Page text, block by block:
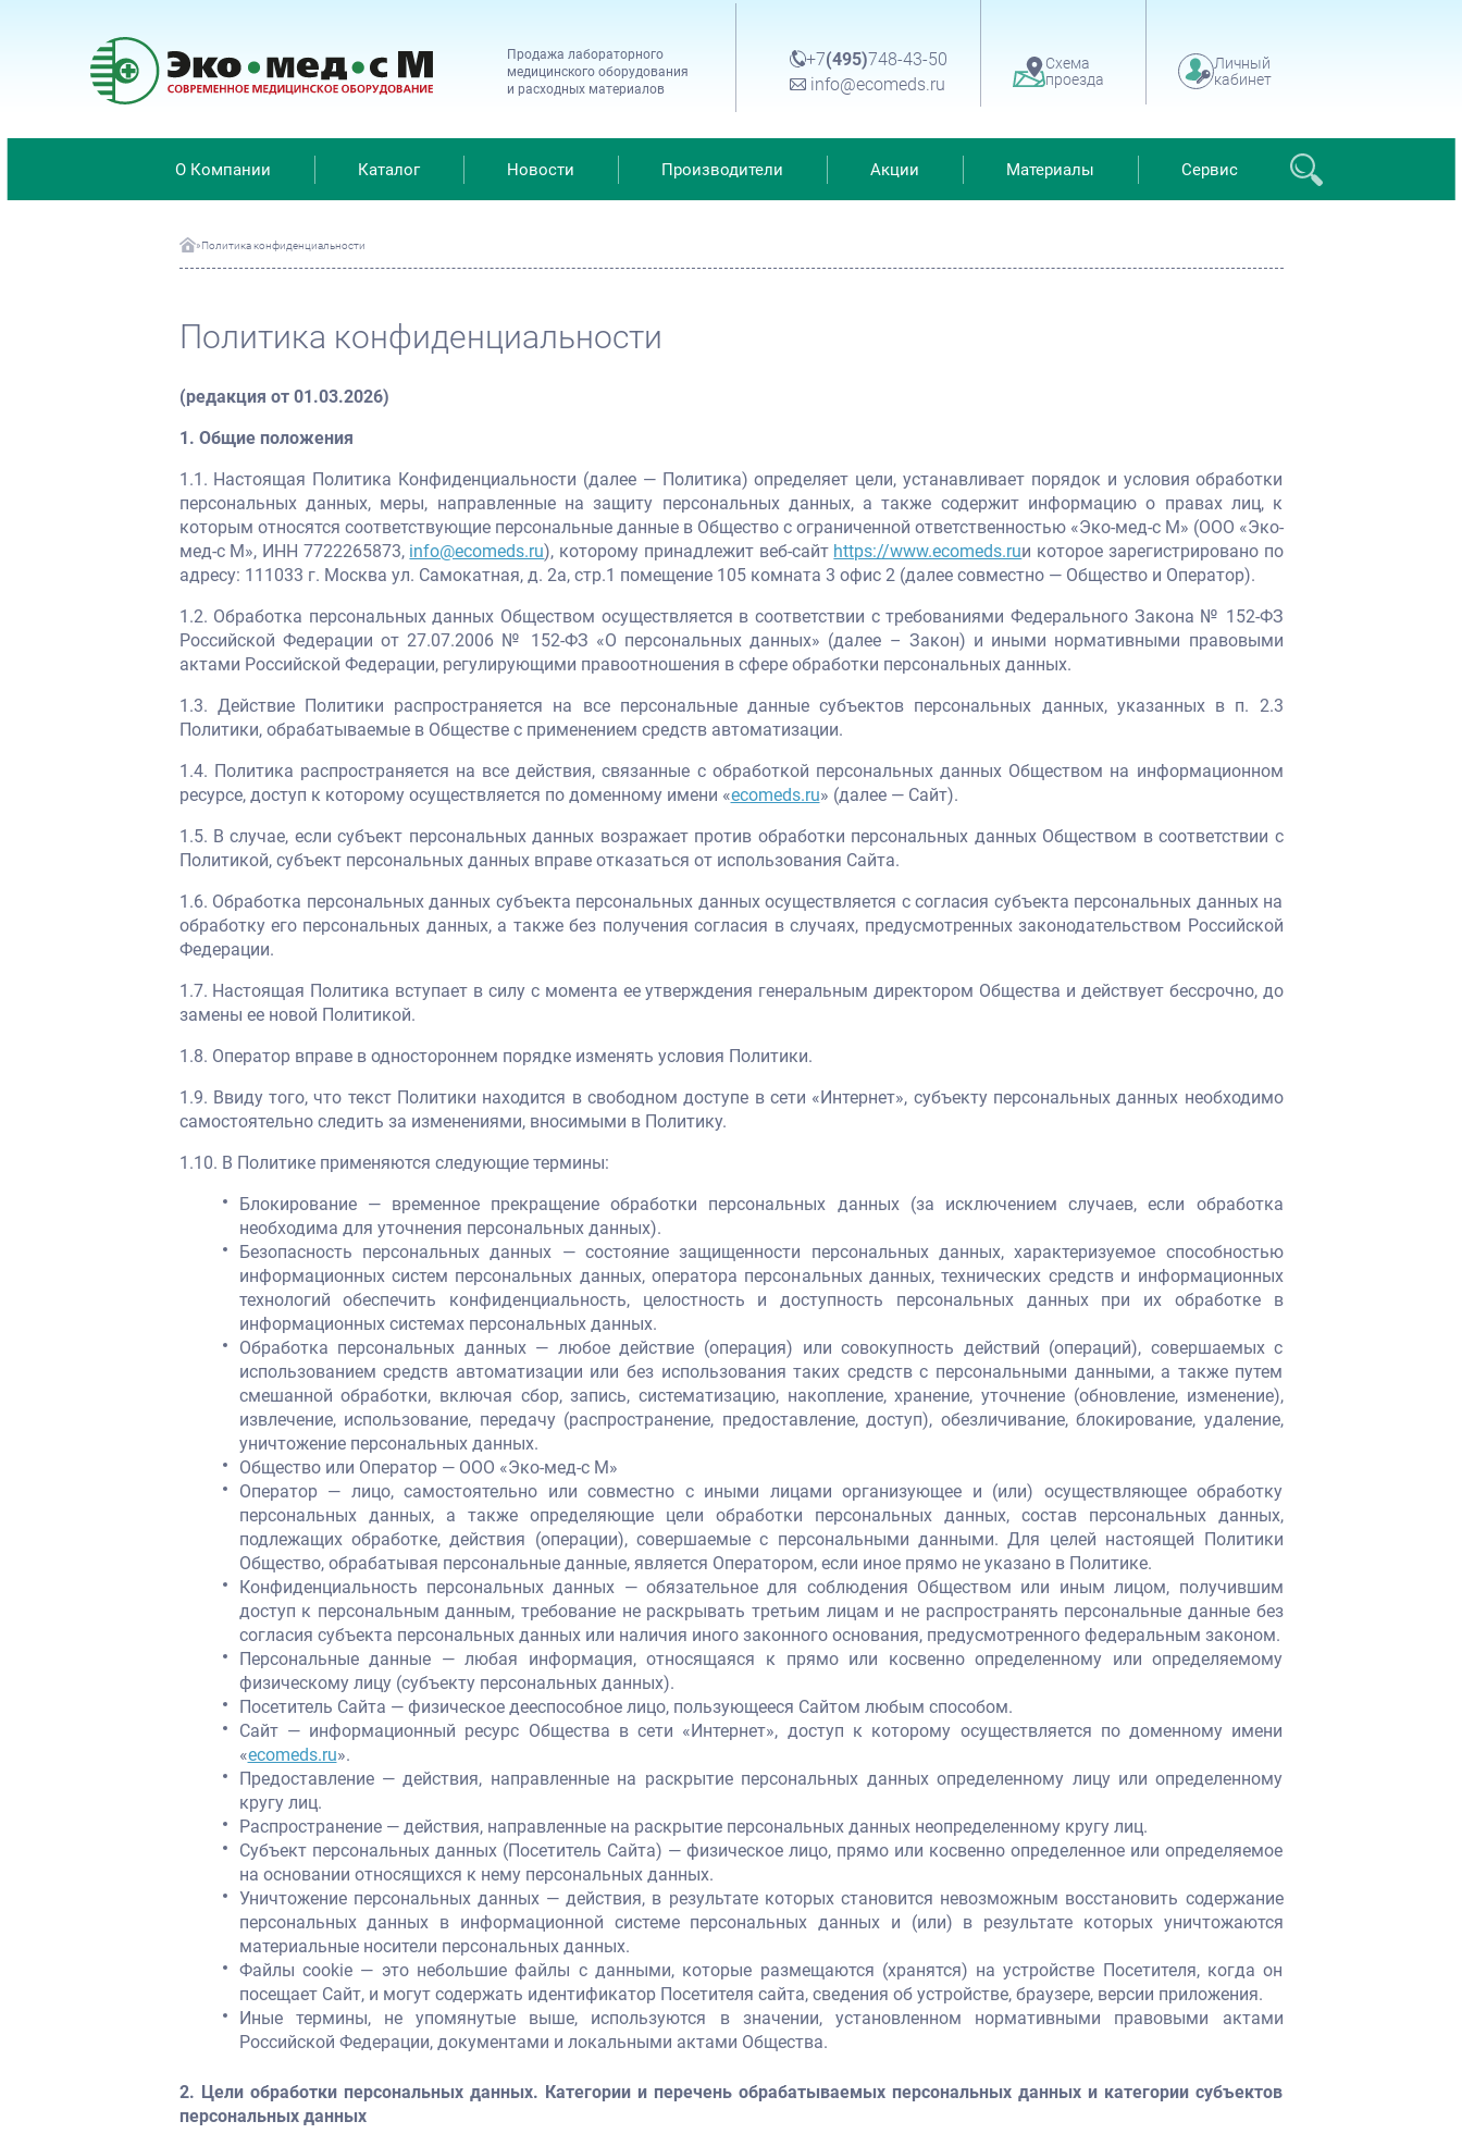
Продажа лабораторного
медицинского оборудования
и расходных материалов
+7(495)748-43-50
info@ecomeds.ru
Схема
проезда
Личный
кабинет
О Компании Каталог Новости Производители Акции Материалы Сервис
»Политика конфиденциальности
Политика конфиденциальности
(редакция от 01.03.2026)
1. Общие положения
1.1. Настоящая Политика Конфиденциальности (далее — Политика) определяет цели, устанавливает порядок и условия обработки
персональных данных, меры, направленные на защиту персональных данных, а также содержит информацию о правах лиц, к
которым относятся соответствующие персональные данные в Общество с ограниченной ответственностью «Эко-мед-с М» (ООО «Эко-
мед-с М», ИНН 7722265873, info@ecomeds.ru), которому принадлежит веб-сайт https://www.ecomeds.ruи которое зарегистрировано по
адресу: 111033 г. Москва ул. Самокатная, д. 2а, стр.1 помещение 105 комната 3 офис 2 (далее совместно — Общество и Оператор).
1.2. Обработка персональных данных Обществом осуществляется в соответствии с требованиями Федерального Закона № 152-ФЗ
Российской Федерации от 27.07.2006 № 152-ФЗ «О персональных данных» (далее – Закон) и иными нормативными правовыми
актами Российской Федерации, регулирующими правоотношения в сфере обработки персональных данных.
1.3. Действие Политики распространяется на все персональные данные субъектов персональных данных, указанных в п. 2.3
Политики, обрабатываемые в Обществе с применением средств автоматизации.
1.4. Политика распространяется на все действия, связанные с обработкой персональных данных Обществом на информационном
ресурсе, доступ к которому осуществляется по доменному имени «ecomeds.ru» (далее — Сайт).
1.5. В случае, если субъект персональных данных возражает против обработки персональных данных Обществом в соответствии с
Политикой, субъект персональных данных вправе отказаться от использования Сайта.
1.6. Обработка персональных данных субъекта персональных данных осуществляется с согласия субъекта персональных данных на
обработку его персональных данных, а также без получения согласия в случаях, предусмотренных законодательством Российской
Федерации.
1.7. Настоящая Политика вступает в силу с момента ее утверждения генеральным директором Общества и действует бессрочно, до
замены ее новой Политикой.
1.8. Оператор вправе в одностороннем порядке изменять условия Политики.
1.9. Ввиду того, что текст Политики находится в свободном доступе в сети «Интернет», субъекту персональных данных необходимо
самостоятельно следить за изменениями, вносимыми в Политику.
1.10. В Политике применяются следующие термины:
Блокирование — временное прекращение обработки персональных данных (за исключением случаев, если обработка
необходима для уточнения персональных данных).
Безопасность персональных данных — состояние защищенности персональных данных, характеризуемое способностью
информационных систем персональных данных, оператора персональных данных, технических средств и информационных
технологий обеспечить конфиденциальность, целостность и доступность персональных данных при их обработке в
информационных системах персональных данных.
Обработка персональных данных — любое действие (операция) или совокупность действий (операций), совершаемых с
использованием средств автоматизации или без использования таких средств с персональными данными, а также путем
смешанной обработки, включая сбор, запись, систематизацию, накопление, хранение, уточнение (обновление, изменение),
извлечение, использование, передачу (распространение, предоставление, доступ), обезличивание, блокирование, удаление,
уничтожение персональных данных.
Общество или Оператор — ООО «Эко-мед-с М»
Оператор — лицо, самостоятельно или совместно с иными лицами организующее и (или) осуществляющее обработку
персональных данных, а также определяющие цели обработки персональных данных, состав персональных данных,
подлежащих обработке, действия (операции), совершаемые с персональными данными. Для целей настоящей Политики
Общество, обрабатывая персональные данные, является Оператором, если иное прямо не указано в Политике.
Конфиденциальность персональных данных — обязательное для соблюдения Обществом или иным лицом, получившим
доступ к персональным данным, требование не раскрывать третьим лицам и не распространять персональные данные без
согласия субъекта персональных данных или наличия иного законного основания, предусмотренного федеральным законом.
Персональные данные — любая информация, относящаяся к прямо или косвенно определенному или определяемому
физическому лицу (субъекту персональных данных).
Посетитель Сайта — физическое дееспособное лицо, пользующееся Сайтом любым способом.
Сайт — информационный ресурс Общества в сети «Интернет», доступ к которому осуществляется по доменному имени
«ecomeds.ru».
Предоставление — действия, направленные на раскрытие персональных данных определенному лицу или определенному
кругу лиц.
Распространение — действия, направленные на раскрытие персональных данных неопределенному кругу лиц.
Субъект персональных данных (Посетитель Сайта) — физическое лицо, прямо или косвенно определенное или определяемое
на основании относящихся к нему персональных данных.
Уничтожение персональных данных — действия, в результате которых становится невозможным восстановить содержание
персональных данных в информационной системе персональных данных и (или) в результате которых уничтожаются
материальные носители персональных данных.
Файлы cookie — это небольшие файлы с данными, которые размещаются (хранятся) на устройстве Посетителя, когда он
посещает Сайт, и могут содержать идентификатор Посетителя сайта, сведения об устройстве, браузере, версии приложения.
Иные термины, не упомянутые выше, используются в значении, установленном нормативными правовыми актами
Российской Федерации, документами и локальными актами Общества.
2. Цели обработки персональных данных. Категории и перечень обрабатываемых персональных данных и категории субъектов
персональных данных